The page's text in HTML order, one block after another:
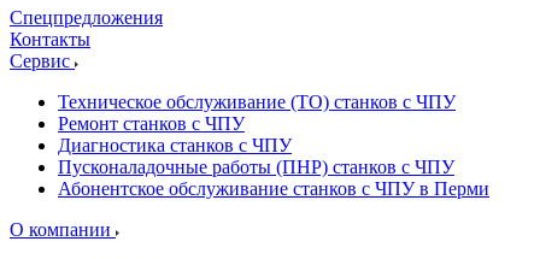
Спецпредложения
Контакты
Сервис
Техническое обслуживание (ТО) станков с ЧПУ
Ремонт станков с ЧПУ
Диагностика станков с ЧПУ
Пусконаладочные работы (ПНР) станков с ЧПУ
Абонентское обслуживание станков с ЧПУ в Перми
О компании